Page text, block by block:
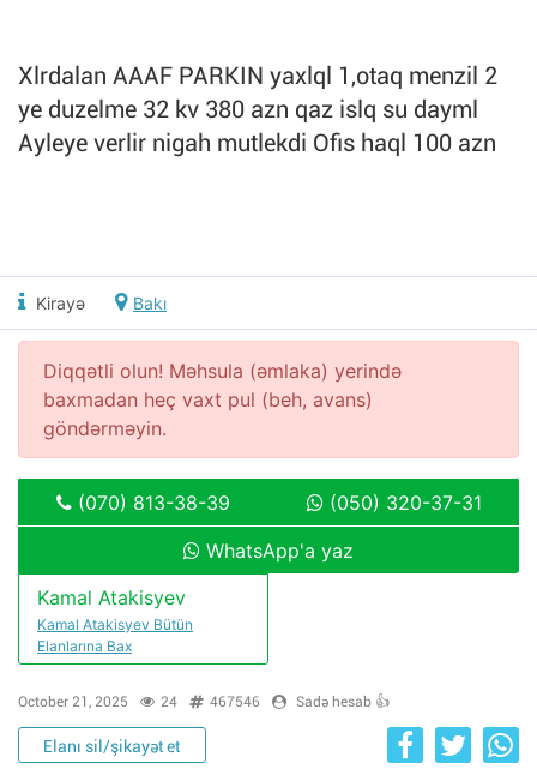
Xlrdalan AAAF PARKIN yaxlql 1,otaq menzil 2
ye duzelme 32 kv 380 azn qaz islq su dayml
Ayleye verlir nigah mutlekdi Ofis haql 100 azn
Kirayə Bakı
Diqqətli olun! Məhsula (əmlaka) yerində
baxmadan heç vaxt pul (beh, avans)
göndərməyin.
(070) 813-38-39
(050) 320-37-31
WhatsApp'a yaz
Kamal Atakisyev
Kamal Atakisyev Bütün
Elanlarına Bax
October 21, 2025 24 467546 Sadə hesab 👍
Elanı sil/şikayət et